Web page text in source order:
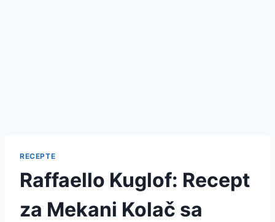
RECEPTE
Raffaello Kuglof: Recept
za Mekani Kolač sa